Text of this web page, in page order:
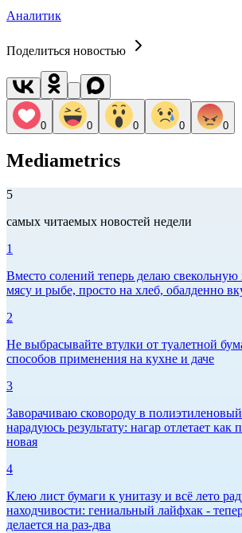
Аналитик
Поделиться новостью
0 0 0 0 0
Mediametrics
5
самых читаемых новостей недели
1
Вместо солений теперь делаю
мясу и рыбе, просто на хлеб, обалденно
2
Не выбрасывайте втулки от туалетной
способов применения на кухне и даче
3
Заворачиваю сковороду в
нарадуюсь результату: нагар отлетает как
новая
4
Клею лист бумаги к унитазу и всё лето
находчивости: гениальный лайфхак -
делается на раз-два